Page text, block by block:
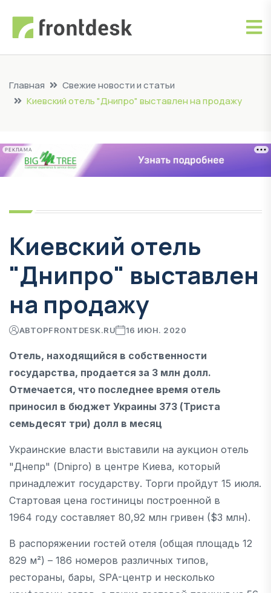
Главная
Свежие новости и статьи
Киевский отель "Днипро" выставлен на продажу
РЕКЛАМА
Киевский отель
"Днипро" выставлен
на продажу
АВТОРFRONTDESK.RU 16 ИЮН. 2020
Отель, находящийся в собственности
государства, продается за 3 млн долл.
Отмечается, что последнее время отель
приносил в бюджет Украины 373 (Триста
семьдесят три) долл в месяц
Украинские власти выставили на аукцион отель
"Днепр" (Dnipro) в центре Киева, который
принадлежит государству. Торги пройдут 15 июля.
Стартовая цена гостиницы построенной в
1964 году составляет 80,92 млн гривен ($3 млн).
В распоряжении гостей отеля (общая площадь 12
829 м²) – 186 номеров различных типов,
рестораны, бары, SPA-центр и несколько